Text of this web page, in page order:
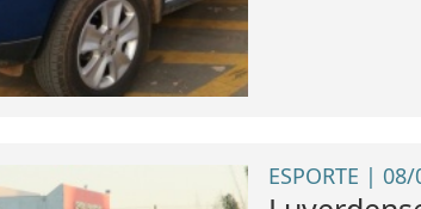
ESPORTE |